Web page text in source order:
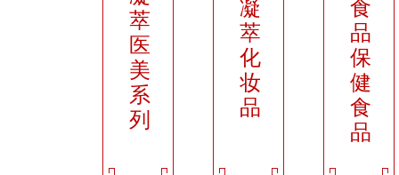
萃
医
美
系
列
凝
萃
化
妆
品
食
品
保
健
食
品